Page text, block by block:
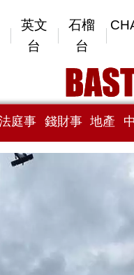
英文
台
石榴
台
庭事 錢財事 地產